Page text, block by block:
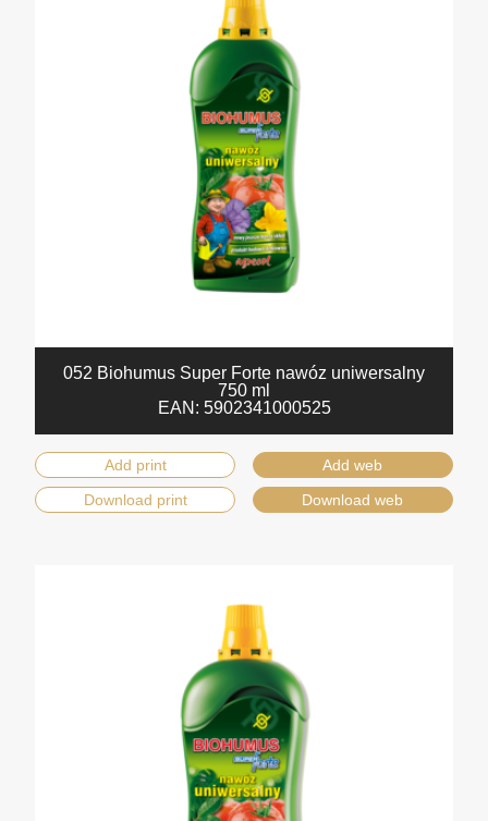
052 Biohumus Super Forte nawóz uniwersalny
750 ml
EAN: 5902341000525
Add print
Add web
Download print
Download web